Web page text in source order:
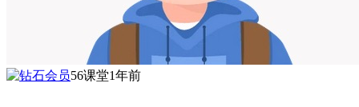
56课堂1年前